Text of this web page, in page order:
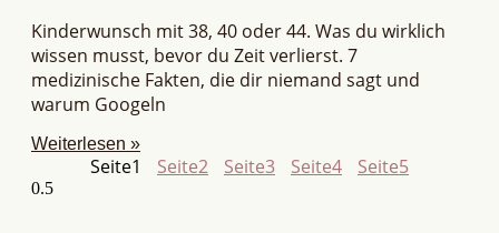
Kinderwunsch mit 38, 40 oder 44. Was du wirklich
wissen musst, bevor du Zeit verlierst. 7
medizinische Fakten, die dir niemand sagt und
warum Googeln
Weiterlesen »
Seite1 Seite2 Seite3 Seite4 Seite5